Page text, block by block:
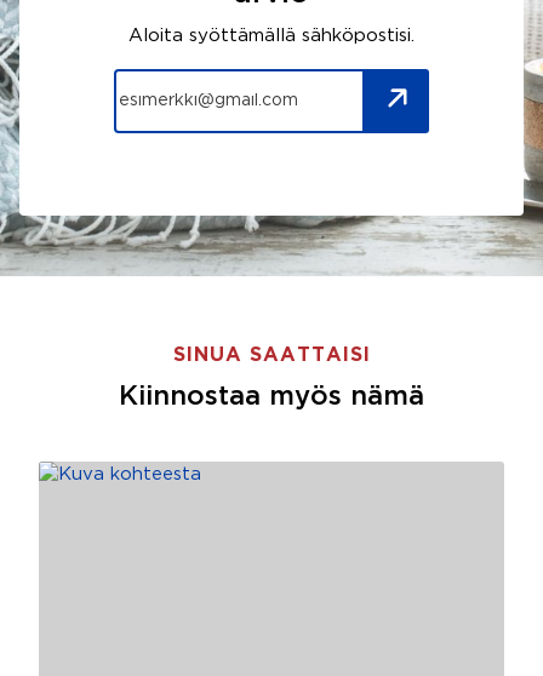
Aloita syöttämällä sähköpostisi.
SINUA SAATTAISI
Kiinnostaa myös nämä